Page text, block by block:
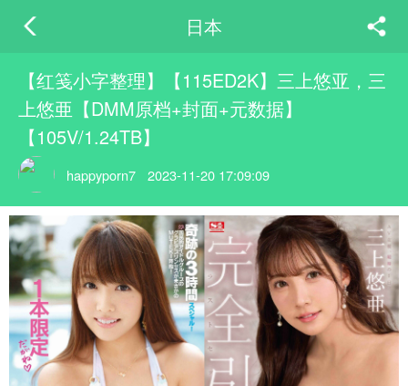
日本
【红笺小字整理】【115ED2K】三上悠亚，三
上悠亜【DMM原档+封面+元数据】
【105V/1.24TB】
happyporn7 2023-11-20 17:09:09